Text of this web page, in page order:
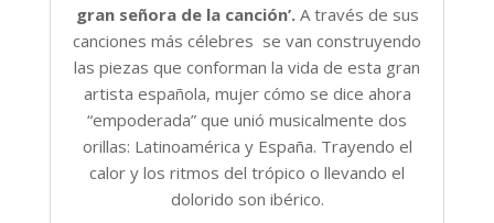
gran señora de la canción’.A través de sus
canciones más célebres se van construyendo
las piezas que conforman la vida de esta gran
artista española, mujer cómo se dice ahora
“empoderada” que unió musicalmente dos
orillas: Latinoamérica y España. Trayendo el
calor y los ritmos del trópico o llevando el
dolorido son ibérico.